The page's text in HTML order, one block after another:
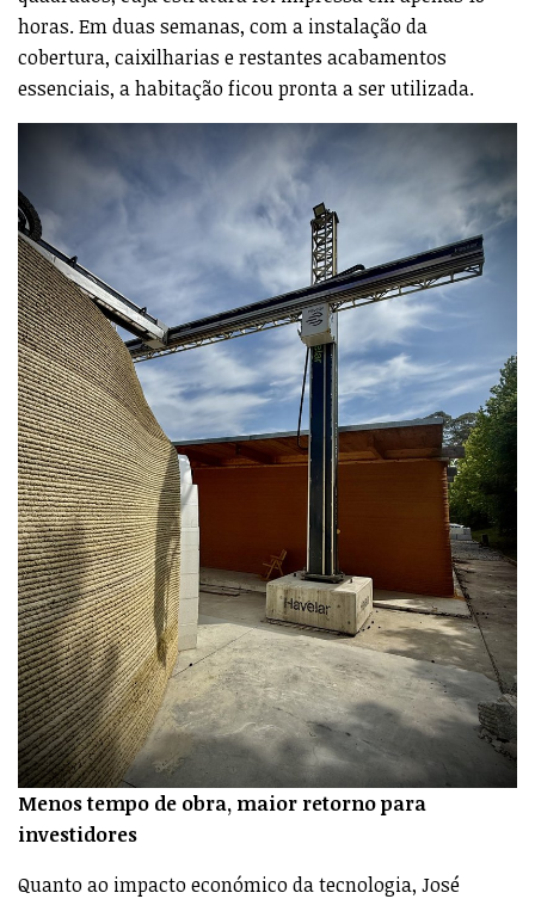
horas. Em duas semanas, com a instalação da
cobertura, caixilharias e restantes acabamentos
essenciais, a habitação ficou pronta a ser utilizada.
Menos tempo de obra, maior retorno para
investidores
Quanto ao impacto económico da tecnologia, José